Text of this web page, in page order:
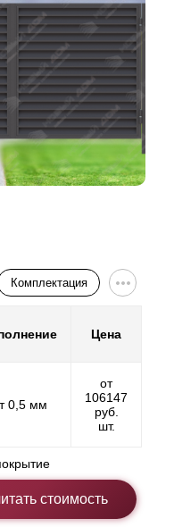
Комплектация
Цена
0,5 мм
от
106147
руб.
шт.
стоимость